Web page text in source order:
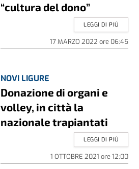
“cultura del dono”
17 MARZO 2022 ore 06:45
LEGGI DI PIÚ
NOVI LIGURE
Donazione di organi e
volley, in città la
nazionale trapiantati
1 OTTOBRE 2021 ore 12:00
LEGGI DI PIÚ